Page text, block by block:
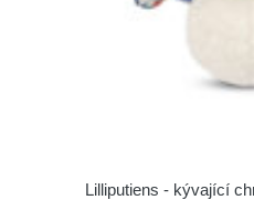
Lilliputiens - kývající